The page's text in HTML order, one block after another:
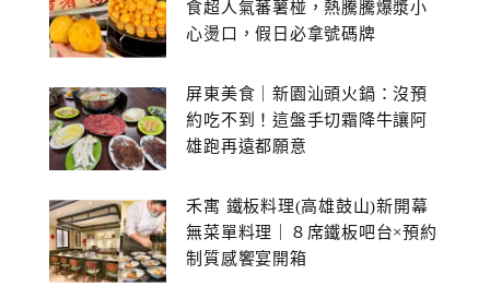
食超人氣蕃薯椪，熱騰騰爆漿小
心燙口，假日必拿號碼牌
屏東美食｜新園汕頭火鍋：沒預
約吃不到！這盤手切霜降牛讓阿
雄跑再遠都願意
禾寓 鐵板料理(高雄鼓山)新開幕
無菜單料理｜８席鐵板吧台×預約
制質感饗宴開箱